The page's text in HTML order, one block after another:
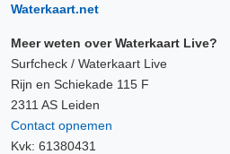
Waterkaart.net
Meer weten over Waterkaart Live?
Surfcheck / Waterkaart Live
Rijn en Schiekade 115 F
2311 AS Leiden
Contact opnemen
Kvk: 61380431